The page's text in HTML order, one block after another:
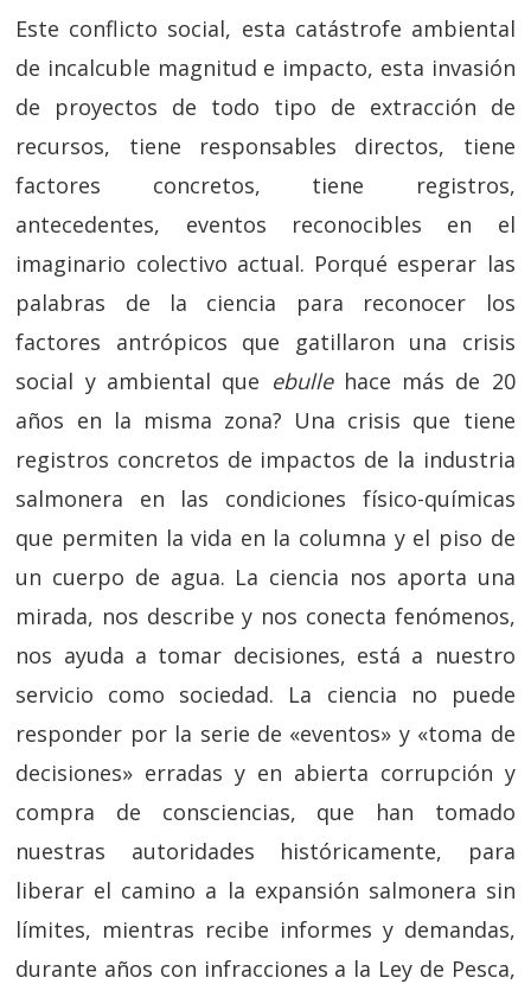
Este conflicto social, esta catástrofe ambiental
de incalcuble magnitud e impacto, esta invasión
de proyectos de todo tipo de extracción de
recursos, tiene responsables directos, tiene
factores concretos, tiene registros,
antecedentes, eventos reconocibles en el
imaginario colectivo actual. Porqué esperar las
palabras de la ciencia para reconocer los
factores antrópicos que gatillaron una crisis
social y ambiental que ebullehace más de 20
años en la misma zona? Una crisis que tiene
registros concretos de impactos de la industria
salmonera en las condiciones físico-químicas
que permiten la vida en la columna y el piso de
un cuerpo de agua. La ciencia nos aporta una
mirada, nos describe y nos conecta fenómenos,
nos ayuda a tomar decisiones, está a nuestro
servicio como sociedad. La ciencia no puede
responder por la serie de «eventos» y «toma de
decisiones» erradas y en abierta corrupción y
compra de consciencias, que han tomado
nuestras autoridades históricamente, para
liberar el camino a la expansión salmonera sin
límites, mientras recibe informes y demandas,
durante años con infracciones a la Ley de Pesca,